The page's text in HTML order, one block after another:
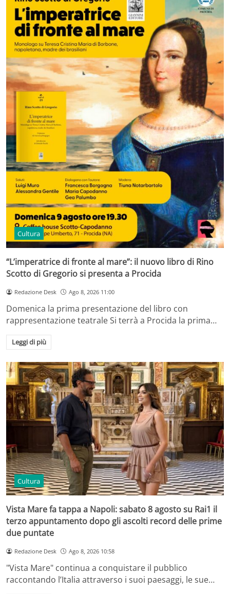
Cultura
“L’imperatrice di fronte al mare”: il nuovo libro di Rino
Scotto di Gregorio si presenta a Procida
Redazione Desk Ago 8, 2026 11:00
Domenica la prima presentazione del libro con
rappresentazione teatrale Si terrà a Procida la prima…
Leggi di più
Cultura
Vista Mare fa tappa a Napoli: sabato 8 agosto su Rai1 il
terzo appuntamento dopo gli ascolti record delle prime
due puntate
Redazione Desk Ago 8, 2026 10:58
"Vista Mare" continua a conquistare il pubblico
raccontando l’Italia attraverso i suoi paesaggi, le sue…